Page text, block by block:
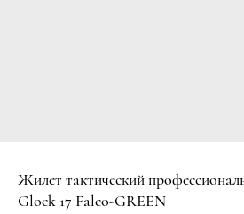
Жилет тактический
Glock 17 Falco-GREEN